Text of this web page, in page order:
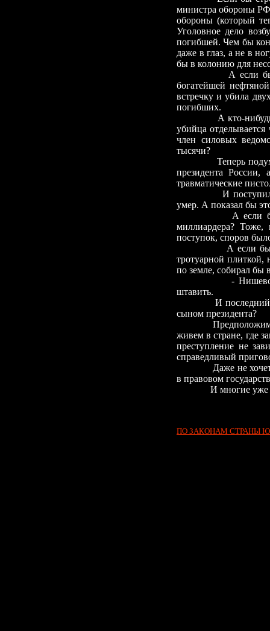
министра обороны
обороны (который
Уголовное дело
погибшей. Чем бы
даже в глаз, а не в
бы в колонию для
А если
богатейшей
встречку и убила
погибших.
А кто-
убийца
член силовых
тысячи?
Теперь
президента
травматические
И
умер. А показал бы
А если
миллиардера?
поступок, споров
А если
тротуарной плиткой,
по земле, собирал бы
-
штавить.
И
сыном президента?
живем в стране, где
преступление не
справедливый
Даже не
в правовом
И многие уже
ПО ЗАКОНАМ СТРАНЫ